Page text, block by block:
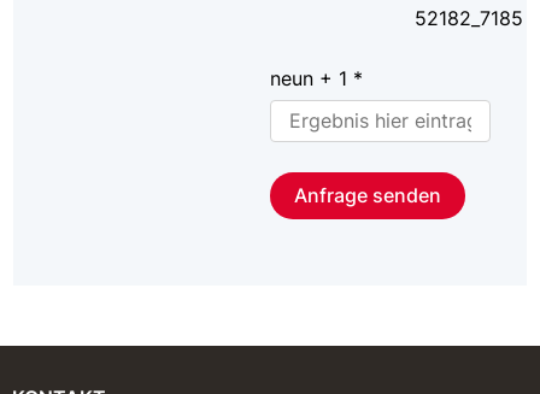
52182_7185
neun + 1 *
Anfrage senden